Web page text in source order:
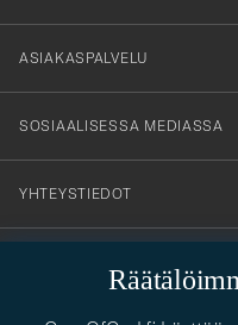
vårt
nyhetsbrev!
ASIAKASPALVELU
SOSIAALISESSA MEDIASSA
YHTEYSTIEDOT
PUKEUTUMISNEUVONTA